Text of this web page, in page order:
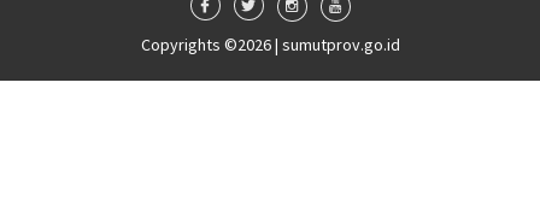
Copyrights ©2026 | sumutprov.go.id